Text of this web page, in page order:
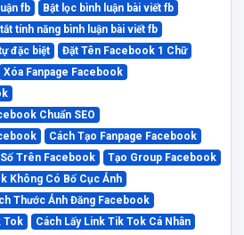
fb
Bật lọc bình luận bài viết fb
tắt tính năng bình luận bài viết fb
đặc biệt
Đặt Tên Facebook 1 Chữ
Xóa Fanpage Facebook
Chuẩn SEO
Cách Tạo Fanpage Facebook
Trên Facebook
Tạo Group Facebook
Không Có Bố Cục Ảnh
Thước Ảnh Đăng Facebook
Tok
Cách Lấy Link Tik Tok Cá Nhân